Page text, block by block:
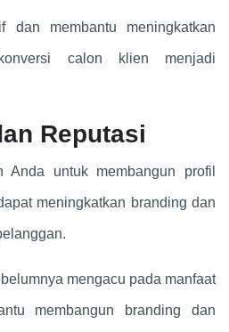
dan membantu meningkatkan
calon klien menjadi
Reputasi
Anda untuk membangun profil
meningkatkan branding dan
mengacu pada manfaat
membangun branding dan